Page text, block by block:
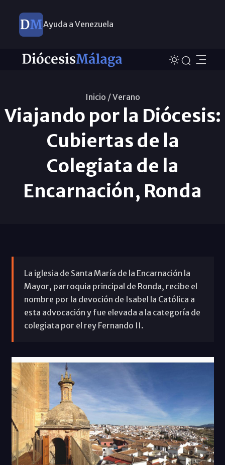
Ayuda a Venezuela
Inicio /Verano
Viajando por la Diócesis:
Cubiertas de la
Colegiata de la
Encarnación, Ronda
La iglesia de Santa María de la Encarnación la
Mayor, parroquia principal de Ronda, recibe el
nombre por la devoción de Isabel la Católica a
esta advocación y fue elevada a la categoría de
colegiata por el rey Fernando II.